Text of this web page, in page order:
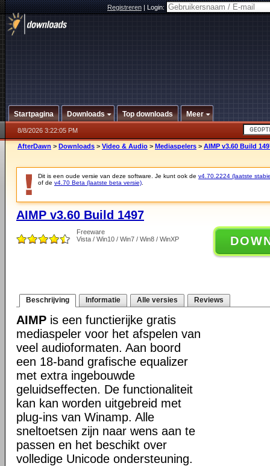
Registreren|Login:
Startpagina Downloads Top downloads Meer
8/8/2026 3:22:05 PM
AfterDawn > Downloads > Video & Audio > Mediaspelers > AIMP v3.60 Build
Dit is een oude versie van deze software. Je kunt ook de v4.70.2224 (laatste
of de v4.70 Beta (laatste beta versie)
AIMP v3.60 Build 1497
Freeware
Vista / Win10 / Win7 / Win8 / WinXP
Beschrijving Informatie Alle versies Reviews
AIMP is een functierijke gratis
mediaspeler voor het afspelen van
veel audioformaten. Aan boord
een 18-band grafische equalizer
met extra ingebouwde
geluidseffecten. De functionaliteit
kan kan worden uitgebreid met
plug-ins van Winamp. Alle
sneltoetsen zijn naar wens aan te
passen en het beschikt over
volledige Unicode ondersteuning.